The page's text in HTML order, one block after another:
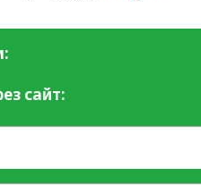
сайт: